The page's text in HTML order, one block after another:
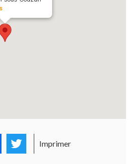
FacebookTwitter
Imprimer